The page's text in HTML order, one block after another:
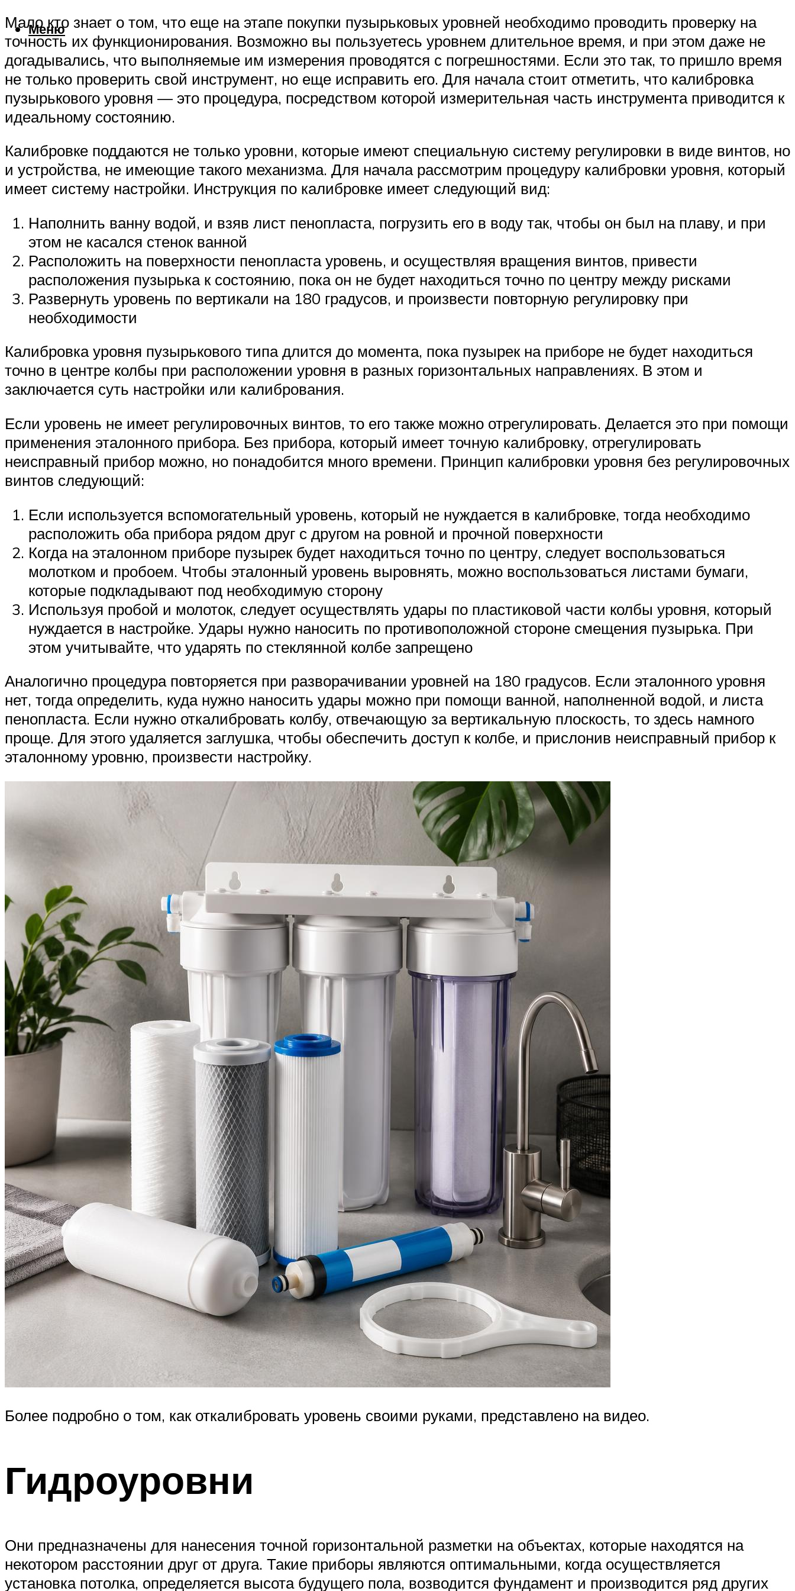
Меню
Мало кто знает о том, что еще на этапе покупки пузырьковых уровней необходимо проводить проверку на
точность их функционирования. Возможно вы пользуетесь уровнем длительное время, и при этом даже не
догадывались, что выполняемые им измерения проводятся с погрешностями. Если это так, то пришло время
не только проверить свой инструмент, но еще исправить его. Для начала стоит отметить, что калибровка
пузырькового уровня — это процедура, посредством которой измерительная часть инструмента приводится к
идеальному состоянию.
Калибровке поддаются не только уровни, которые имеют специальную систему регулировки в виде винтов, но
и устройства, не имеющие такого механизма. Для начала рассмотрим процедуру калибровки уровня, который
имеет систему настройки. Инструкция по калибровке имеет следующий вид:
Наполнить ванну водой, и взяв лист пенопласта, погрузить его в воду так, чтобы он был на плаву, и при
этом не касался стенок ванной
Расположить на поверхности пенопласта уровень, и осуществляя вращения винтов, привести
расположения пузырька к состоянию, пока он не будет находиться точно по центру между рисками
Развернуть уровень по вертикали на 180 градусов, и произвести повторную регулировку при
необходимости
Калибровка уровня пузырькового типа длится до момента, пока пузырек на приборе не будет находиться
точно в центре колбы при расположении уровня в разных горизонтальных направлениях. В этом и
заключается суть настройки или калибрования.
Если уровень не имеет регулировочных винтов, то его также можно отрегулировать. Делается это при помощи
применения эталонного прибора. Без прибора, который имеет точную калибровку, отрегулировать
неисправный прибор можно, но понадобится много времени. Принцип калибровки уровня без регулировочных
винтов следующий:
Если используется вспомогательный уровень, который не нуждается в калибровке, тогда необходимо
расположить оба прибора рядом друг с другом на ровной и прочной поверхности
Когда на эталонном приборе пузырек будет находиться точно по центру, следует воспользоваться
молотком и пробоем. Чтобы эталонный уровень выровнять, можно воспользоваться листами бумаги,
которые подкладывают под необходимую сторону
Используя пробой и молоток, следует осуществлять удары по пластиковой части колбы уровня, который
нуждается в настройке. Удары нужно наносить по противоположной стороне смещения пузырька. При
этом учитывайте, что ударять по стеклянной колбе запрещено
Аналогично процедура повторяется при разворачивании уровней на 180 градусов. Если эталонного уровня
нет, тогда определить, куда нужно наносить удары можно при помощи ванной, наполненной водой, и листа
пенопласта. Если нужно откалибровать колбу, отвечающую за вертикальную плоскость, то здесь намного
проще. Для этого удаляется заглушка, чтобы обеспечить доступ к колбе, и прислонив неисправный прибор к
эталонному уровню, произвести настройку.
Более подробно о том, как откалибровать уровень своими руками, представлено на видео.
Гидроуровни
Они предназначены для нанесения точной горизонтальной разметки на объектах, которые находятся на
некотором расстоянии друг от друга. Такие приборы являются оптимальными, когда осуществляется
установка потолка, определяется высота будущего пола, возводится фундамент и производится ряд других